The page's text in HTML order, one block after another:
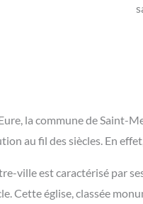
la commune de
au fil des siècles. En
ville est caractérisé par
Cette église, classée